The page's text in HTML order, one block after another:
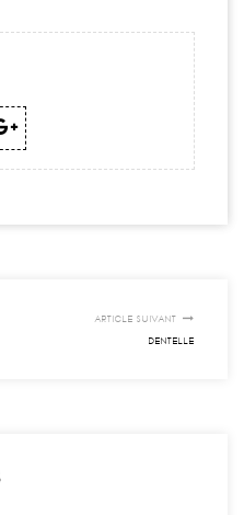
ARTICLE SUIVANT
DENTELLE